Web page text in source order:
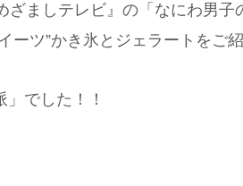
ざましテレビ』の「なにわ男
ーツ”かき氷とジェラートをご紹
でした！！